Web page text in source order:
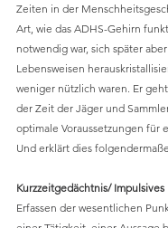
Zeiten in der
Art, wie das ADHS-Gehirn
notwendig war, sich später
Lebensweisen
weniger nützlich waren. Er
der Zeit der Jäger und
optimale Voraussetzungen für
Und erklärt dies
Kurzzeitgedächtnis/
Erfassen der wesentlichen